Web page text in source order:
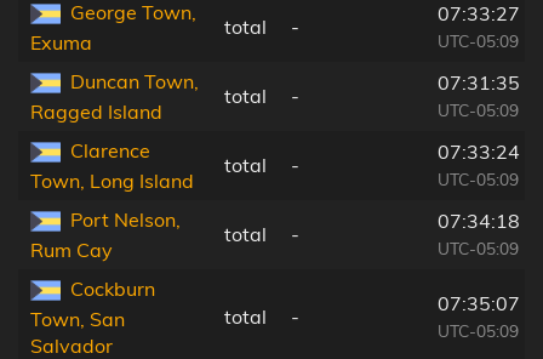
George Town,
Exuma
total -
07:33:27
UTC-05:09
Duncan Town,
Ragged Island
total -
07:31:35
UTC-05:09
Clarence
Town, Long Island
total -
07:33:24
UTC-05:09
Port Nelson,
Rum Cay
total -
07:34:18
UTC-05:09
Cockburn
Town, San
Salvador
total -
07:35:07
UTC-05:09